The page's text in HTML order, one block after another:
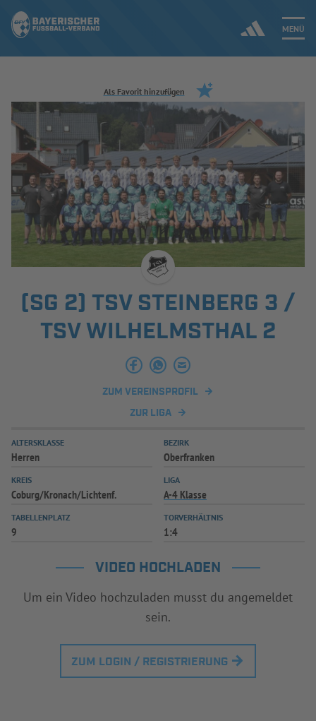
MENÜ
Jetzt einloggen
ERGEBNISSE & WETTBEWERBE
NEUIGKEITEN
SPIELBETRIEB & VERBANDSLEBEN
AUSBILDUNG & FÖRDERUNG
INFOTHEK SPIELPLUS
Als Favorit hinzufügen
(SG 2) TSV STEINBERG 3 /
TSV WILHELMSTHAL 2
ZUM VEREINSPROFIL
ZUR LIGA
ALTERSKLASSE
Herren
BEZIRK
Oberfranken
KREIS
Coburg/Kronach/Lichtenf.
LIGA
A-4 Klasse
TABELLENPLATZ
9
TORVERHÄLTNIS
1:4
VIDEO HOCHLADEN
Um ein Video hochzuladen musst du angemeldet
sein.
ZUM LOGIN / REGISTRIERUNG